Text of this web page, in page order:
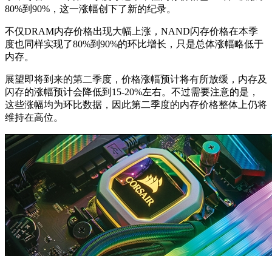
80%到90%，这一涨幅创下了新的纪录。
不仅DRAM内存价格出现大幅上涨，NAND闪存价格在本季
度也同样实现了80%到90%的环比增长，只是总体涨幅略低于
内存。
展望即将到来的第二季度，价格涨幅预计将有所放缓，内存及
闪存的涨幅预计会降低到15-20%左右。不过需要注意的是，
这些涨幅均为环比数据，因此第二季度的内存价格整体上仍将
维持在高位。